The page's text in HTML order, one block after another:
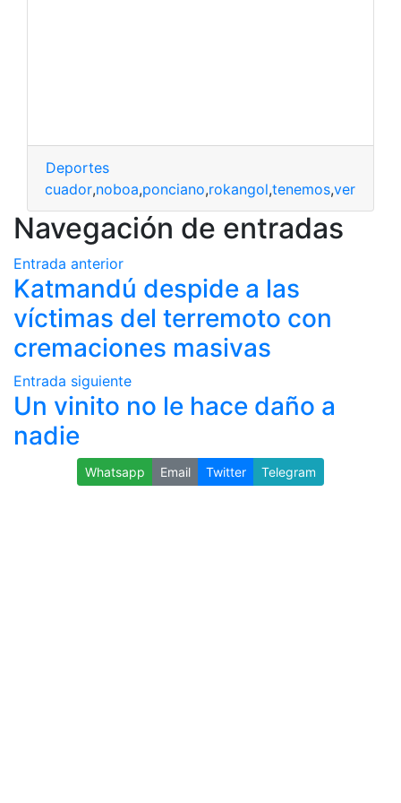
Deportes
,noboa,ponciano,rokangol,tenemos,ver
Navegación de entradas
Entrada anterior
Katmandú despide a las
víctimas del terremoto con
cremaciones masivas
Entrada siguiente
Un vinito no le hace daño a
nadie
Whatsapp Email Twitter Telegram